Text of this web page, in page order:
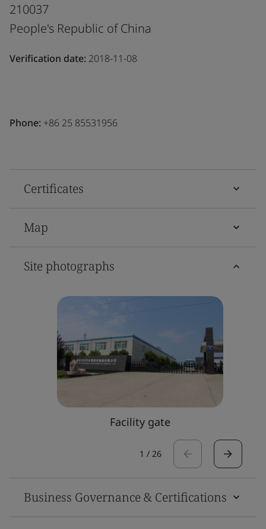
210037
People's Republic of China
Verification date: 2018-11-08
Phone: +86 25 85531956
Certificates
Map
Site photographs
Facility gate
1 / 26
Business Governance & Certifications